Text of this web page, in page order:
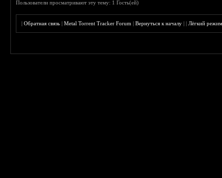
Пользователи просматривают эту тему: 1 Гость(ей)
|Обратная связь |Metal Torrent Tracker Forum |Вернуться к началу ||Лёгкий